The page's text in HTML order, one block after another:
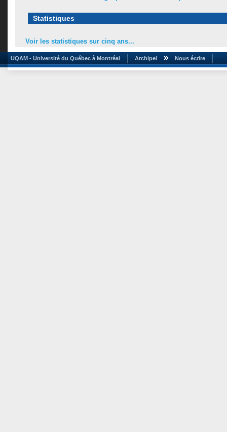
Statistiques
Voir les statistiques sur cinq ans...
UQAM - Université du Québec à Montréal Archipel Nous écrire